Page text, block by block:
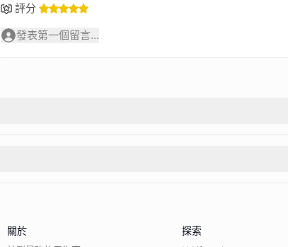
評分
發表第一個留言...
關於 探索